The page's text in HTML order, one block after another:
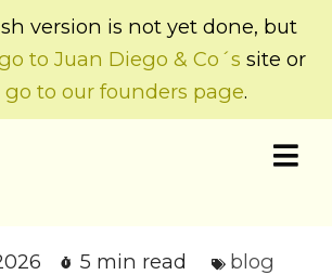
version is not yet done, but
to Juan Diego & Co´s site or
go to our founders page.
5 min read blog